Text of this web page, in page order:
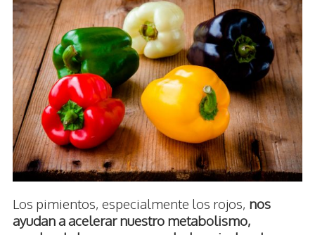
Los pimientos, especialmente los rojos, nos
ayudan a acelerar nuestro metabolismo,